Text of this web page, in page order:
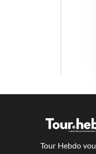
Tour Hebdo